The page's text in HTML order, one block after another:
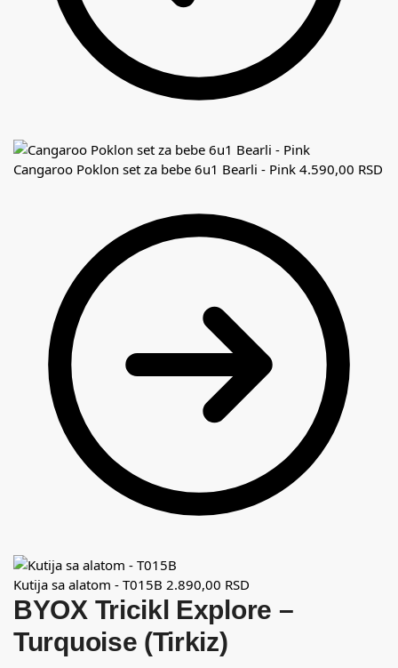
Cangaroo Poklon set za bebe 6u1 Bearli - Pink 4.590,00 RSD
Kutija sa alatom - T015B 2.890,00 RSD
BYOX Tricikl Explore –
Turquoise (Tirkiz)